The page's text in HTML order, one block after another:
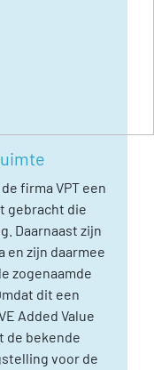
firma VPT een
gebracht die
Daarnaast zijn
en zijn daarmee
zogenaamde
dit een
Added Value
de bekende
voor de